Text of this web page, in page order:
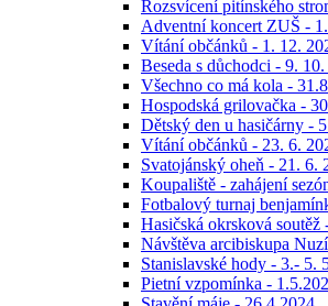
Rozsvícení pitínského
Adventní koncert ZUŠ -
Vítání občánků - 1. 12.
Beseda s důchodci - 9.
Všechno co má kola -
Hospodská grilovačka -
Dětský den u hasičárny -
Vítání občánků - 23. 6.
Svatojánský oheň - 21. 6.
Koupaliště - zahájení
Fotbalový turnaj
Hasičská okrsková soutěž
Návštěva arcibiskupa
Stanislavské hody - 3.- 5.
Pietní vzpomínka -